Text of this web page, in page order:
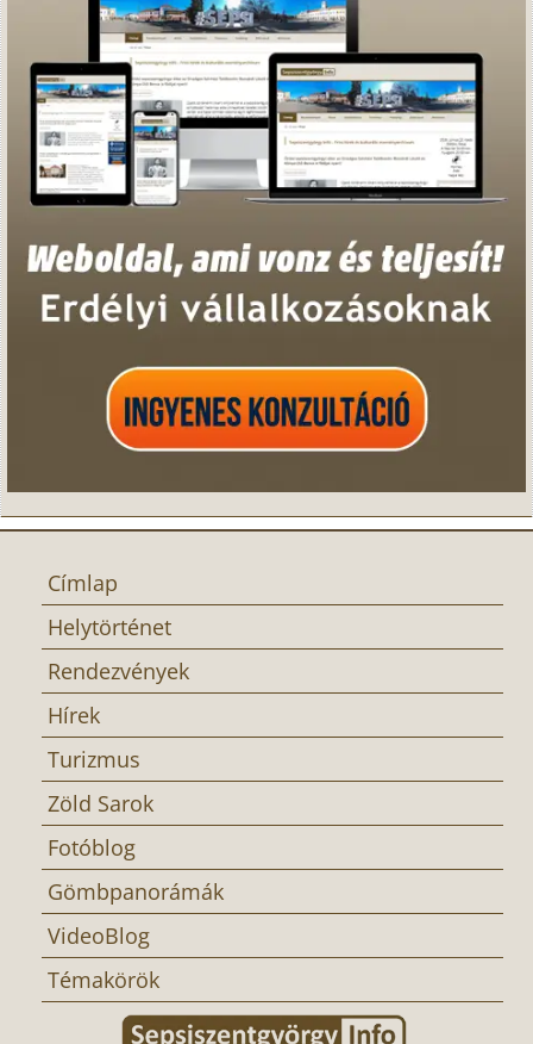
Címlap
Helytörténet
Rendezvények
Hírek
Turizmus
Zöld Sarok
Fotóblog
Gömbpanorámák
VideoBlog
Témakörök